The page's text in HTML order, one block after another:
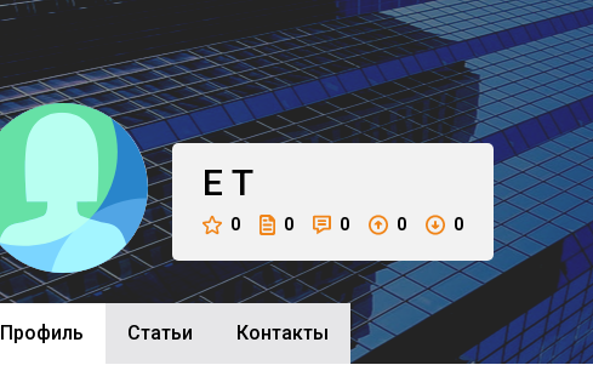
Е Т
0 0 0 0 0
Профиль Cтатьи Контакты